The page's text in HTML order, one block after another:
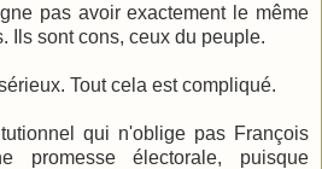
pas avoir exactement le même
Ils sont cons, ceux du peuple.
Tout cela est compliqué.
qui n'oblige pas François
promesse électorale, puisque